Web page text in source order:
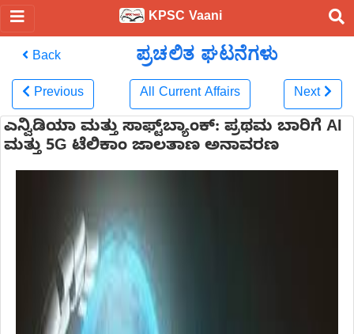
KPSC Vaani
Back ಪ್ರಚಲಿತ ಘಟನೆಗಳು
Previous All Current Affairs Next
ಎನ್ವಿಡಿಯಾ ಮತ್ತು ಸಾಫ್ಟ್‌ಬ್ಯಾಂಕ್: ಪ್ರಥಮ ಬಾರಿಗೆ AI
ಮತ್ತು 5G ಟೆಲಿಕಾಂ ಜಾಲತಾಣ ಅನಾವರಣ